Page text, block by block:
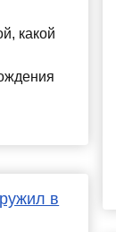
какой
в